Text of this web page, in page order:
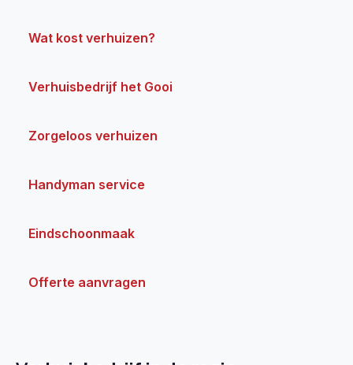
Wat kost verhuizen?
Verhuisbedrijf het Gooi
Zorgeloos verhuizen
Handyman service
Eindschoonmaak
Offerte aanvragen